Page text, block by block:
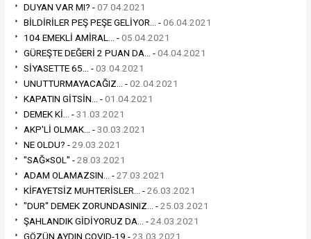
DUYAN VAR MI? -07.04.2021
BİLDİRİLER PEŞ PEŞE GELİYOR... -06.04.2021
104 EMEKLİ AMİRAL... -05.04.2021
GÜREŞTE DEĞERİ 2 PUAN DA... -04.04.2021
SİYASETTE 65... -03.04.2021
UNUTTURMAYACAĞIZ... -02.04.2021
KAPATIN GİTSİN... -01.04.2021
DEMEK Kİ... -31.03.2021
AKP'Lİ OLMAK... -30.03.2021
NE OLDU? -29.03.2021
"SAĞ×SOL" -28.03.2021
ADAM OLAMAZSIN... -27.03.2021
KİFAYETSİZ MUHTERİSLER... -26.03.2021
"DUR" DEMEK ZORUNDASINIZ... -25.03.2021
ŞAHLANDIK GİDİYORUZ DA... -24.03.2021
GÖZÜN AYDIN COVID-19 -23.03.2021